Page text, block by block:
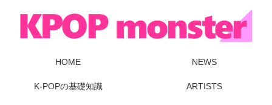
HOME NEWS
K-POPの基礎知識 ARTISTS